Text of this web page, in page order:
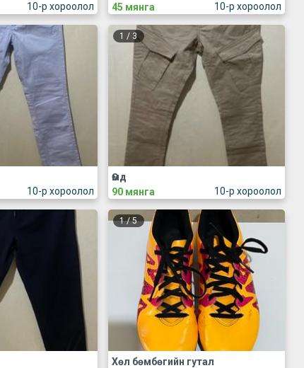
10-р хороолол 10-р хороолол
45 мянга
10-р хороолол
1 / 3
10-р хороолол
Өмд
90 мянга
1/5
Хөл бөмбөгийн гутал